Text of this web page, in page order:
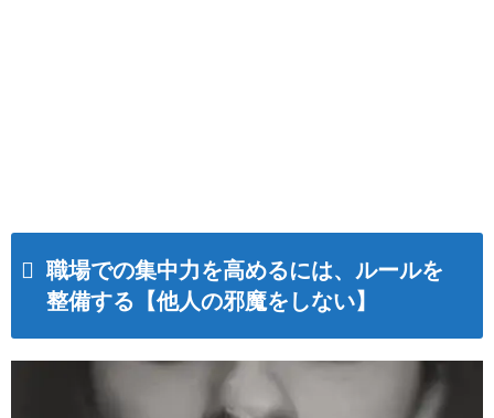
職場での集中力を高めるには、ルールを
整備する【他人の邪魔をしない】